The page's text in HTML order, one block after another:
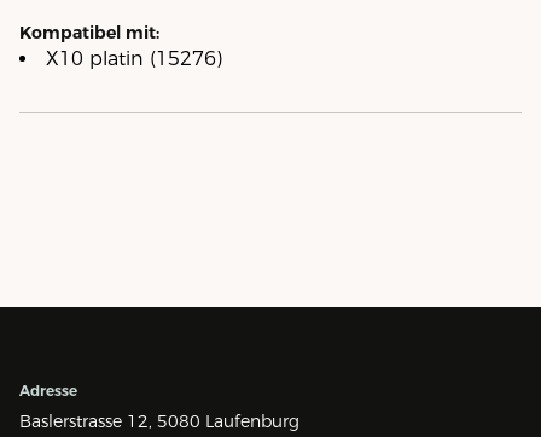
Kompatibel mit:
X10 platin (15276)
Adresse
Baslerstrasse 12, 5080 Laufenburg